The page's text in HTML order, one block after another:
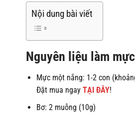
Nội dung bài viết
Nguyên liệu làm
Mực một nắng: 1-2 con
Đặt mua ngay TẠI ĐÂY!
Bơ: 2 muỗng (10g)